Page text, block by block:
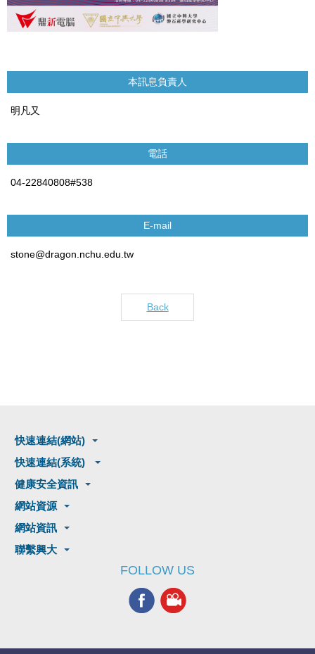
本訊息負責人
明凡又
電話
04-22840808#538
E-mail
stone@dragon.nchu.edu.tw
Back
快速連結(網站)
快速連結(系統)
健康安全資訊
網站資源
網站資訊
聯繫興大
FOLLOW US